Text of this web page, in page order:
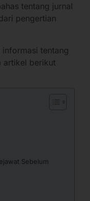
tentang jurnal
pengertian
tentang
artikel berikut
Sebelum